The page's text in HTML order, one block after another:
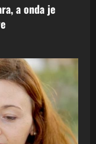
a onda je